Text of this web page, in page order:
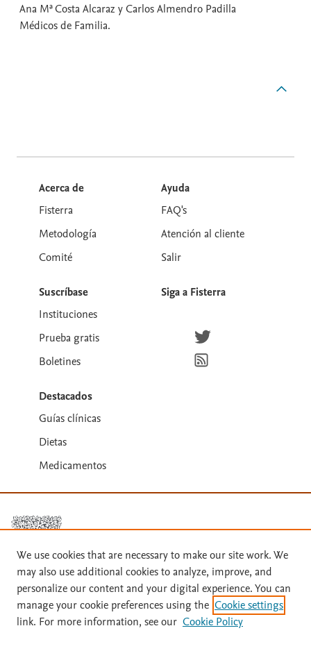
Ana Mª Costa Alcaraz y Carlos Almendro Padilla
Médicos de Familia.
Acerca de
Fisterra
Metodología
Comité
Suscríbase
Instituciones
Prueba gratis
Boletines
Destacados
Guías clínicas
Dietas
Medicamentos
Ayuda
FAQ's
Atención al cliente
Salir
Siga a Fisterra
Síguenos en Twitter
Suscríbete para recibir
Términos y condiciones
Política de privacidad
We use cookies that are necessary to make our site work. We
may also use additional cookies to analyze, improve, and
personalize our content and your digital experience. You can
manage your cookie preferences using the Cookie settings
link. For more information, see our Cookie Policy